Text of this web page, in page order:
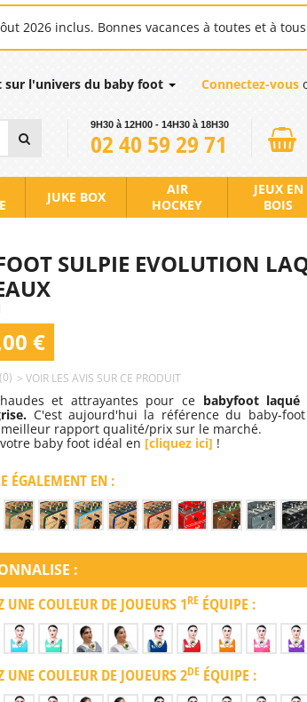
2026 inclus. Bonnes vacances à toutes et à tous.
sur l'univers du baby foot Connectez-vous
9H30 à 12H00 - 14H30 à 18H30
02 40 59 29 71
JUKE BOX
AIR
HOCKEY
JEUX EN
BOIS
SULPIE EVOLUTION
€
(0) > VOIR LES AVIS SUR CE PRODUIT
et attrayantes pour ce babyfoot
C'est aujourd'hui la référence du baby-
rapport qualité/prix sur le marché.
baby foot idéal en [cliquez ici] !
ÉGALEMENT EN :
:
UNE COULEUR DE JOUEURS 1RE ÉQUIPE :
UNE COULEUR DE JOUEURS 2DE ÉQUIPE :